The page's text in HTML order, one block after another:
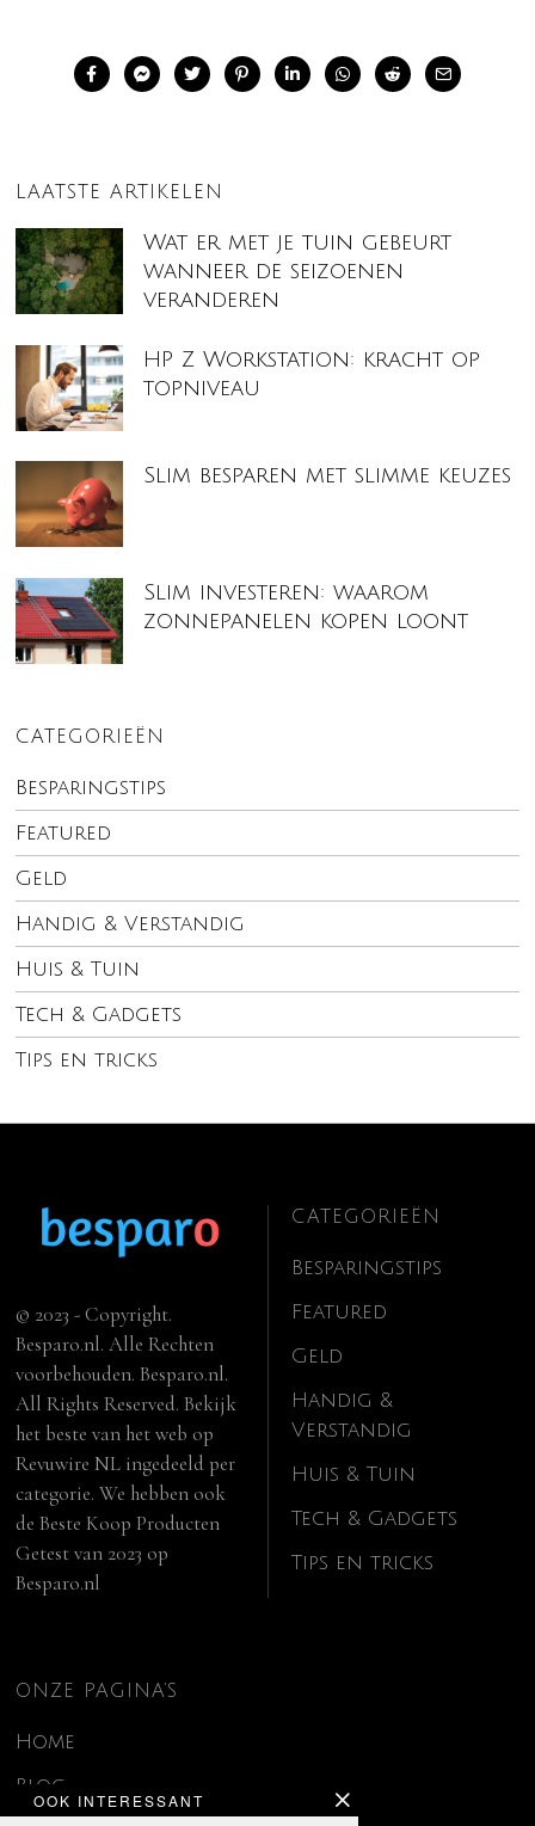
LAATSTE ARTIKELEN
Wat er met je tuin gebeurt
wanneer de seizoenen
veranderen
HP Z Workstation: kracht op
topniveau
Slim besparen met slimme keuzes
Slim investeren: waarom
zonnepanelen kopen loont
CATEGORIEËN
Besparingstips
Featured
Geld
Handig & Verstandig
Huis & Tuin
Tech & Gadgets
Tips en tricks
OOK INTERESSANT
© 2023 - Copyright.
Besparo.nl. Alle Rechten
voorbehouden. Besparo.nl.
All Rights Reserved. Bekijk
het beste van het web op
Revuwire NL ingedeeld per
categorie. We hebben ook
deBeste Koop Producten
Getest van 2023 op
Besparo.nl
CATEGORIEËN
Besparingstips
Featured
Geld
Handig &
Verstandig
Huis & Tuin
Tech & Gadgets
Tips en tricks
ONZE PAGINA’S
Home
Blog